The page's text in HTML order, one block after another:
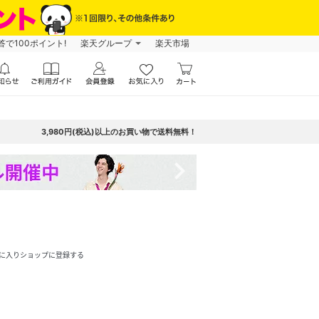
で100ポイント! 楽天グループ 楽天市場
3,980円(税込)以上のお買い物で送料無料！
入りショップに登録する